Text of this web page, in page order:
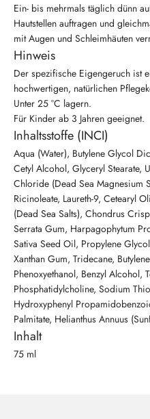
Ein- bis mehrmals täglich dünn
Hautstellen auftragen und
mit Augen und Schleimhäuten
Hinweis
Der spezifische Eigengeruch ist
hochwertigen, natürlichen
Unter 25 °C lagern.
Für Kinder ab 3 Jahren geeignet.
Inhaltsstoffe (INCI)
Aqua (Water), Butylene Glycol
Cetyl Alcohol, Glyceryl Stearate,
Chloride (Dead Sea Magnesium
Ricinoleate, Laureth-9, Cetearyl
(Dead Sea Salts), Chondrus
Serrata Gum, Harpagophytum
Sativa Seed Oil, Propylene
Xanthan Gum, Tridecane,
Phenoxyethanol, Benzyl Alcohol,
Phosphatidylcholine, Sodium
Hydroxyphenyl
Palmitate, Helianthus Annuus
Inhalt
75 ml